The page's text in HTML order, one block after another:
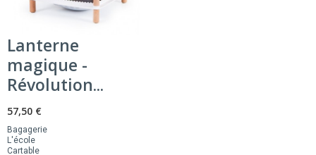
Lanterne
magique -
Révolution...
57,50 €
Bagagerie
L'école
Cartable